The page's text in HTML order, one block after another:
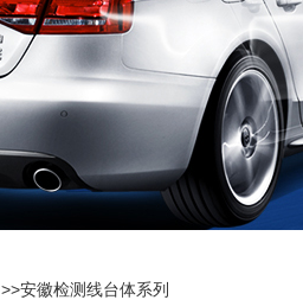
>>安徽检测线台体系列